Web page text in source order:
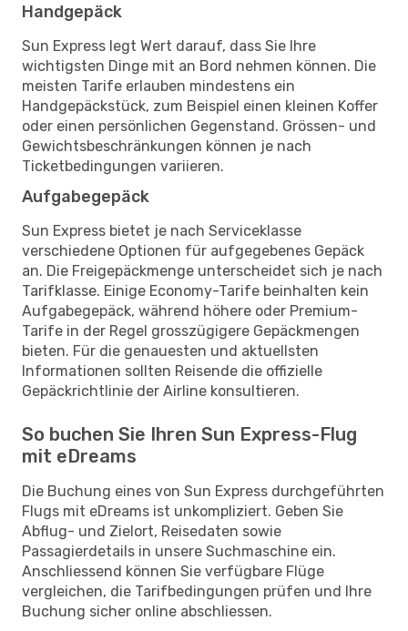
Handgepäck
Sun Express legt Wert darauf, dass Sie Ihre
wichtigsten Dinge mit an Bord nehmen können. Die
meisten Tarife erlauben mindestens ein
Handgepäckstück, zum Beispiel einen kleinen Koffer
oder einen persönlichen Gegenstand. Grössen- und
Gewichtsbeschränkungen können je nach
Ticketbedingungen variieren.
Aufgabegepäck
Sun Express bietet je nach Serviceklasse
verschiedene Optionen für aufgegebenes Gepäck
an. Die Freigepäckmenge unterscheidet sich je nach
Tarifklasse. Einige Economy-Tarife beinhalten kein
Aufgabegepäck, während höhere oder Premium-
Tarife in der Regel grosszügigere Gepäckmengen
bieten. Für die genauesten und aktuellsten
Informationen sollten Reisende die offizielle
Gepäckrichtlinie der Airline konsultieren.
So buchen Sie Ihren Sun Express-Flug
mit eDreams
Die Buchung eines von Sun Express durchgeführten
Flugs mit eDreams ist unkompliziert. Geben Sie
Abflug- und Zielort, Reisedaten sowie
Passagierdetails in unsere Suchmaschine ein.
Anschliessend können Sie verfügbare Flüge
vergleichen, die Tarifbedingungen prüfen und Ihre
Buchung sicher online abschliessen.